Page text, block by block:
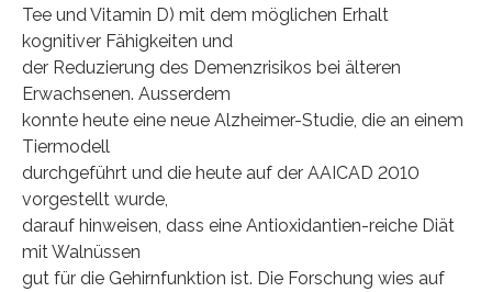
Tee und Vitamin D) mit dem möglichen Erhalt
kognitiver Fähigkeiten und
der Reduzierung des Demenzrisikos bei älteren
Erwachsenen. Ausserdem
konnte heute eine neue Alzheimer-Studie, die an einem
Tiermodell
durchgeführt und die heute auf der AAICAD 2010
vorgestellt wurde,
darauf hinweisen, dass eine Antioxidantien-reiche Diät
mit Walnüssen
gut für die Gehirnfunktion ist. Die Forschung wies auf